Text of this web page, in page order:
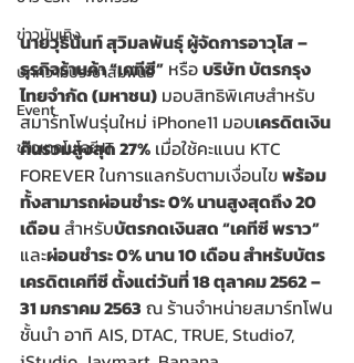
ข่าวบันเทิง
บทความประชาสัมพันธ์
Event
ข่าวเทคโนโลยี IT
นายวุธินันท์ สุวิมลพันธุ์ ผู้จัดการอาวุโส–
ธุรกิจร้านค้า “เคทีซี” หรือ บริษัท บัตรกรุง
ไทยจำกัด (มหาชน) มอบสิทธิพิเศษสำหรับ
สมาร์ทโฟนรุ่นใหม่ iPhone11 มอบเครดิตเงิน
คืนรวมสูงสุด 27% เมื่อใช้คะแนน KTC
FOREVER ในการแลกรับตามเงื่อนไข พร้อม
ทั้งสามารถผ่อนชำระ 0% นานสูงสุดถึง 20
เดือน สำหรับบัตรกดเงินสด “เคทีซี พราว”
และผ่อนชำระ 0% นาน 10 เดือน สำหรับบัตร
เครดิตเคทีซี ตั้งแต่วันที่ 18 ตุลาคม 2562–
31 มกราคม 2563 ณ ร้านจำหน่ายสมาร์ทโฟน
ชั้นนำ อาทิ AIS, DTAC, TRUE, Studio7,